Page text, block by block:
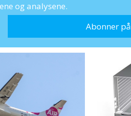
og analysene.